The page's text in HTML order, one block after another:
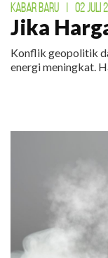
KABAR BARU 02 JULI
Jika
Konflik geopolitik
energi meningkat.